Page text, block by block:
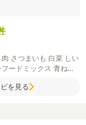
さつまいも 白菜 しい
ードミックス 青ねぎ
ゆ砂糖
を見る